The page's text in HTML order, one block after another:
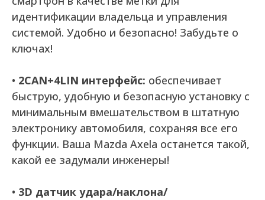
идентификации владельца и управления
системой. Удобно и безопасно! Забудьте о
ключах!
• 2CAN+4LIN интерфейс: обеспечивает
быструю, удобную и безопасную установку с
минимальным вмешательством в штатную
электронику автомобиля, сохраняя все его
функции. Ваша Mazda Axela останется такой,
какой ее задумали инженеры!
• 3D датчик удара/наклона/